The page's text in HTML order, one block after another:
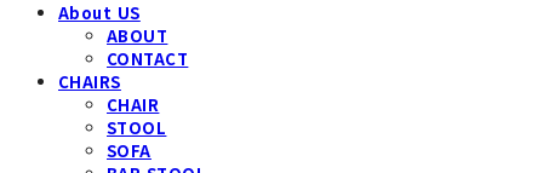
About US
ABOUT
CONTACT
CHAIRS
CHAIR
STOOL
SOFA